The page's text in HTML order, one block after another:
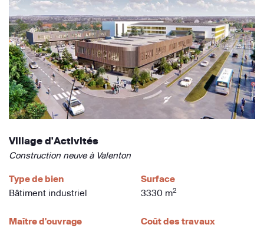
Village d'Activités
Construction neuve à Valenton
Type de bien
Bâtiment industriel
Surface
3330 m2
Maître d'ouvrage
Coût des travaux